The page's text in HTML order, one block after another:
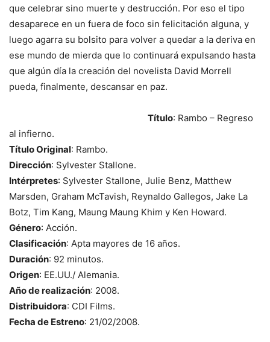
que celebrar sino muerte y destrucción. Por eso el tipo
desaparece en un fuera de foco sin felicitación alguna, y
luego agarra su bolsito para volver a quedar a la deriva en
ese mundo de mierda que lo continuará expulsando hasta
que algún día la creación del novelista David Morrell
pueda, finalmente, descansar en paz.
Título: Rambo – Regreso
al infierno.
Título Original: Rambo.
Dirección: Sylvester Stallone.
Intérpretes: Sylvester Stallone, Julie Benz, Matthew
Marsden, Graham McTavish, Reynaldo Gallegos, Jake La
Botz, Tim Kang, Maung Maung Khim y Ken Howard.
Género: Acción.
Clasificación: Apta mayores de 16 años.
Duración: 92 minutos.
Origen: EE.UU./ Alemania.
Año de realización: 2008.
Distribuidora: CDI Films.
Fecha de Estreno: 21/02/2008.